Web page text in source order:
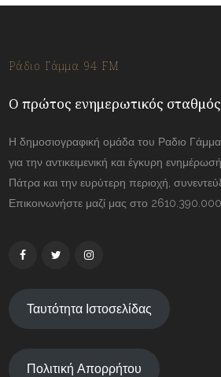
Ράδιο Γάμμα 94 FM
Ο πρώτος ενημερωτικός
Η δημοσιογραφική ομάδα του Ραδιο Γάμμα
για την αντικειμενική και έγκυρη
Πάτρα και την ευρύτερη περιοχή,
Επικοινωνήστε μαζί μας στο 2610.390.000
Ταυτότητα Ιστοσελίδας
Πολιτική Απορρήτου